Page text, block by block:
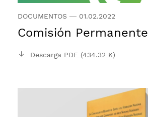
DOCUMENTOS — 01.02.2022
Comisión Permanente
Descarga PDF (434.32 K)